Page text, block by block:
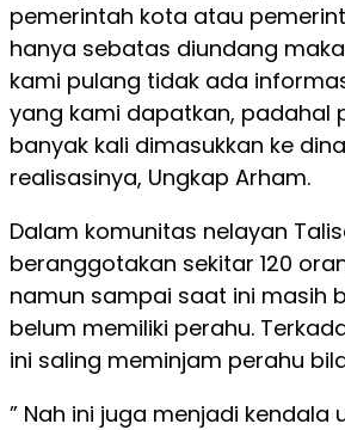
pemerintah kota atau
hanya sebatas diundang
kami pulang tidak ada
yang kami dapatkan, padahal
banyak kali dimasukkan ke
realisasinya, Ungkap Arham.
Dalam komunitas nelayan
beranggotakan sekitar 120
namun sampai saat ini masih
belum memiliki perahu.
ini saling meminjam perahu
” Nah ini juga menjadi